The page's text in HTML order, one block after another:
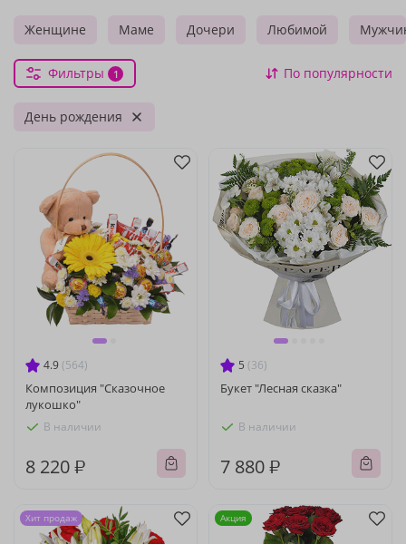
Женщине Маме Дочери Любимой
Фильтры 1 По популярности
День рождения
4.9 (564)
Композиция "Сказочное
лукошко"
В наличии
8 220 ₽
5 (36)
Букет "Лесная сказка"
В наличии
7 880 ₽
Хит продаж Акция